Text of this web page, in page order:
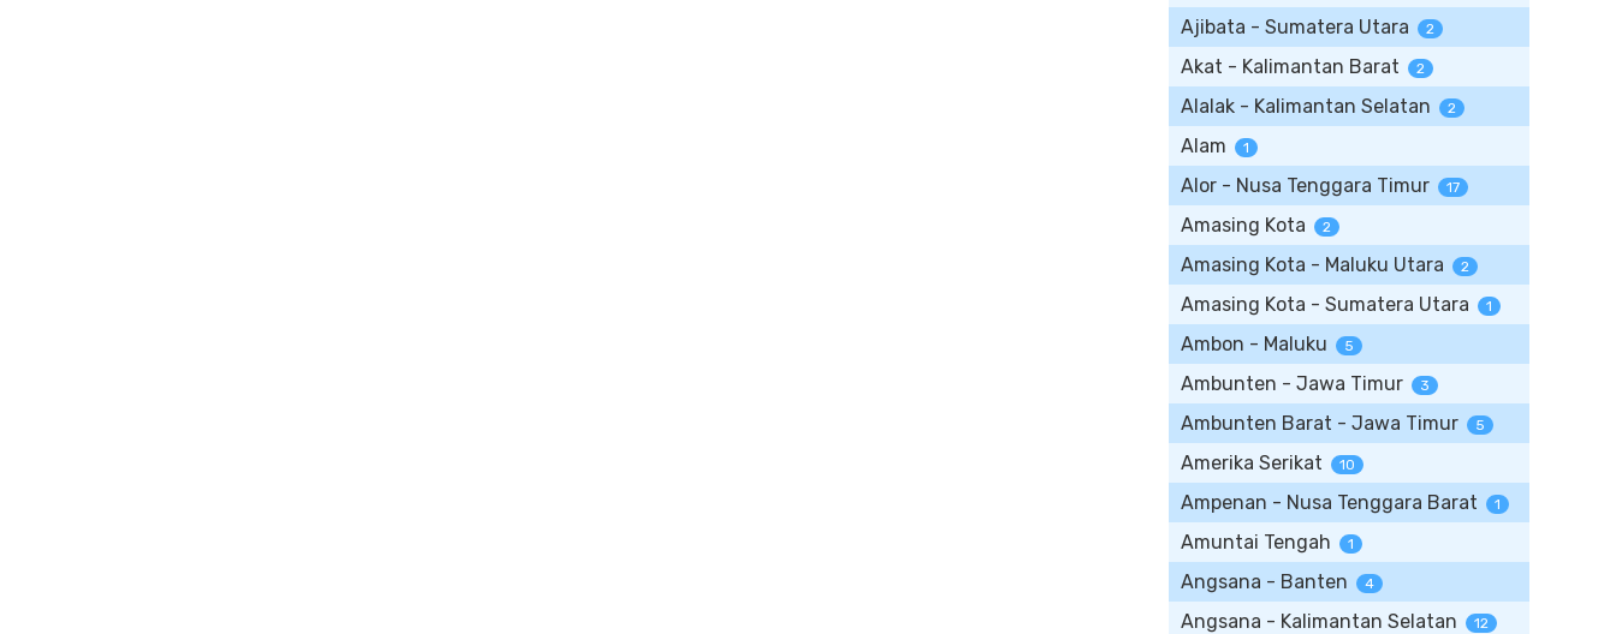
Ajibata - Sumatera Utara 2
Akat - Kalimantan Barat 2
Alalak - Kalimantan Selatan 2
Alam 1
Alor - Nusa Tenggara Timur 17
Amasing Kota 2
Amasing Kota - Maluku Utara 2
Amasing Kota - Sumatera Utara 1
Ambon - Maluku 5
Ambunten - Jawa Timur 3
Ambunten Barat - Jawa Timur 5
Amerika Serikat 10
Ampenan - Nusa Tenggara Barat 1
Amuntai Tengah 1
Angsana - Banten 4
Angsana - Kalimantan Selatan 12